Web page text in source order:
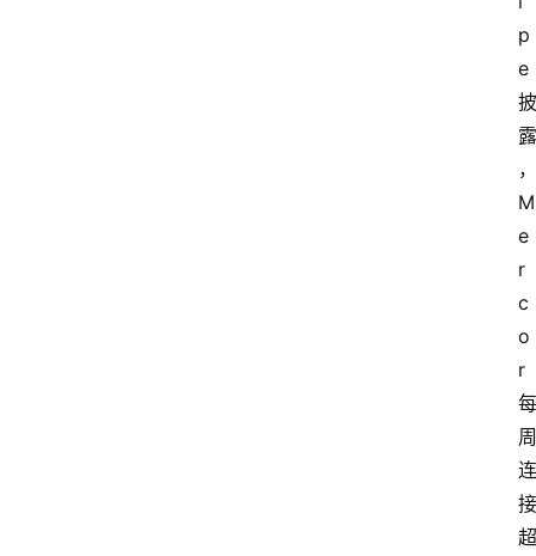
p
e
披
露
，
M
e
r
c
o
r
每
周
连
接
超